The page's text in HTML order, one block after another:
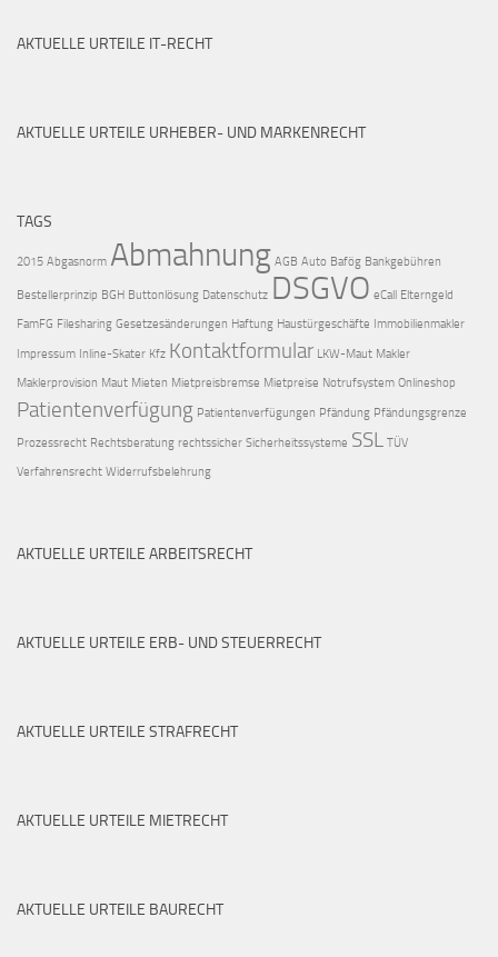
AKTUELLE URTEILE IT-RECHT
AKTUELLE URTEILE URHEBER- UND MARKENRECHT
TAGS
2015 Abgasnorm Abmahnung AGB Auto Bafög Bankgebühren
Bestellerprinzip BGH Buttonlösung Datenschutz DSGVO eCall Elterngeld
FamFG Filesharing Gesetzesänderungen Haftung Haustürgeschäfte Immobilienmakler
Impressum Inline-Skater Kfz Kontaktformular LKW-Maut Makler
Maklerprovision Maut Mieten Mietpreisbremse Mietpreise Notrufsystem Onlineshop
Patientenverfügung Patientenverfügungen Pfändung Pfändungsgrenze
Prozessrecht Rechtsberatung rechtssicher Sicherheitssysteme SSL TÜV
Verfahrensrecht Widerrufsbelehrung
AKTUELLE URTEILE ARBEITSRECHT
AKTUELLE URTEILE ERB- UND STEUERRECHT
AKTUELLE URTEILE STRAFRECHT
AKTUELLE URTEILE MIETRECHT
AKTUELLE URTEILE BAURECHT